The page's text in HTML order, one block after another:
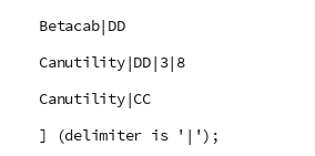
Betacab|DD
Canutility|DD|3|8
Canutility|CC
] (delimiter is '|');